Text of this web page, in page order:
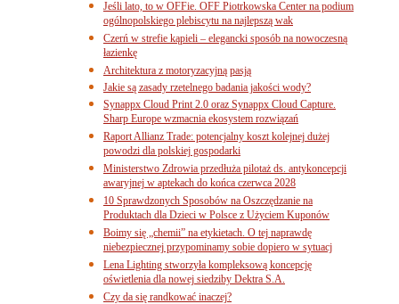
Jeśli lato, to w OFFie. OFF Piotrkowska Center na podium
ogólnopolskiego plebiscytu na najlepszą wak
Czerń w strefie kąpieli – elegancki sposób na nowoczesną
łazienkę
Architektura z motoryzacyjną pasją
Jakie są zasady rzetelnego badania jakości wody?
Synappx Cloud Print 2.0 oraz Synappx Cloud Capture.
Sharp Europe wzmacnia ekosystem rozwiązań
Raport Allianz Trade: potencjalny koszt kolejnej dużej
powodzi dla polskiej gospodarki
Ministerstwo Zdrowia przedłuża pilotaż ds. antykoncepcji
awaryjnej w aptekach do końca czerwca 2028
10 Sprawdzonych Sposobów na Oszczędzanie na
Produktach dla Dzieci w Polsce z Użyciem Kuponów
Boimy się „chemii” na etykietach. O tej naprawdę
niebezpiecznej przypominamy sobie dopiero w sytuacj
Lena Lighting stworzyła kompleksową koncepcję
oświetlenia dla nowej siedziby Dektra S.A.
Czy da się randkować inaczej?